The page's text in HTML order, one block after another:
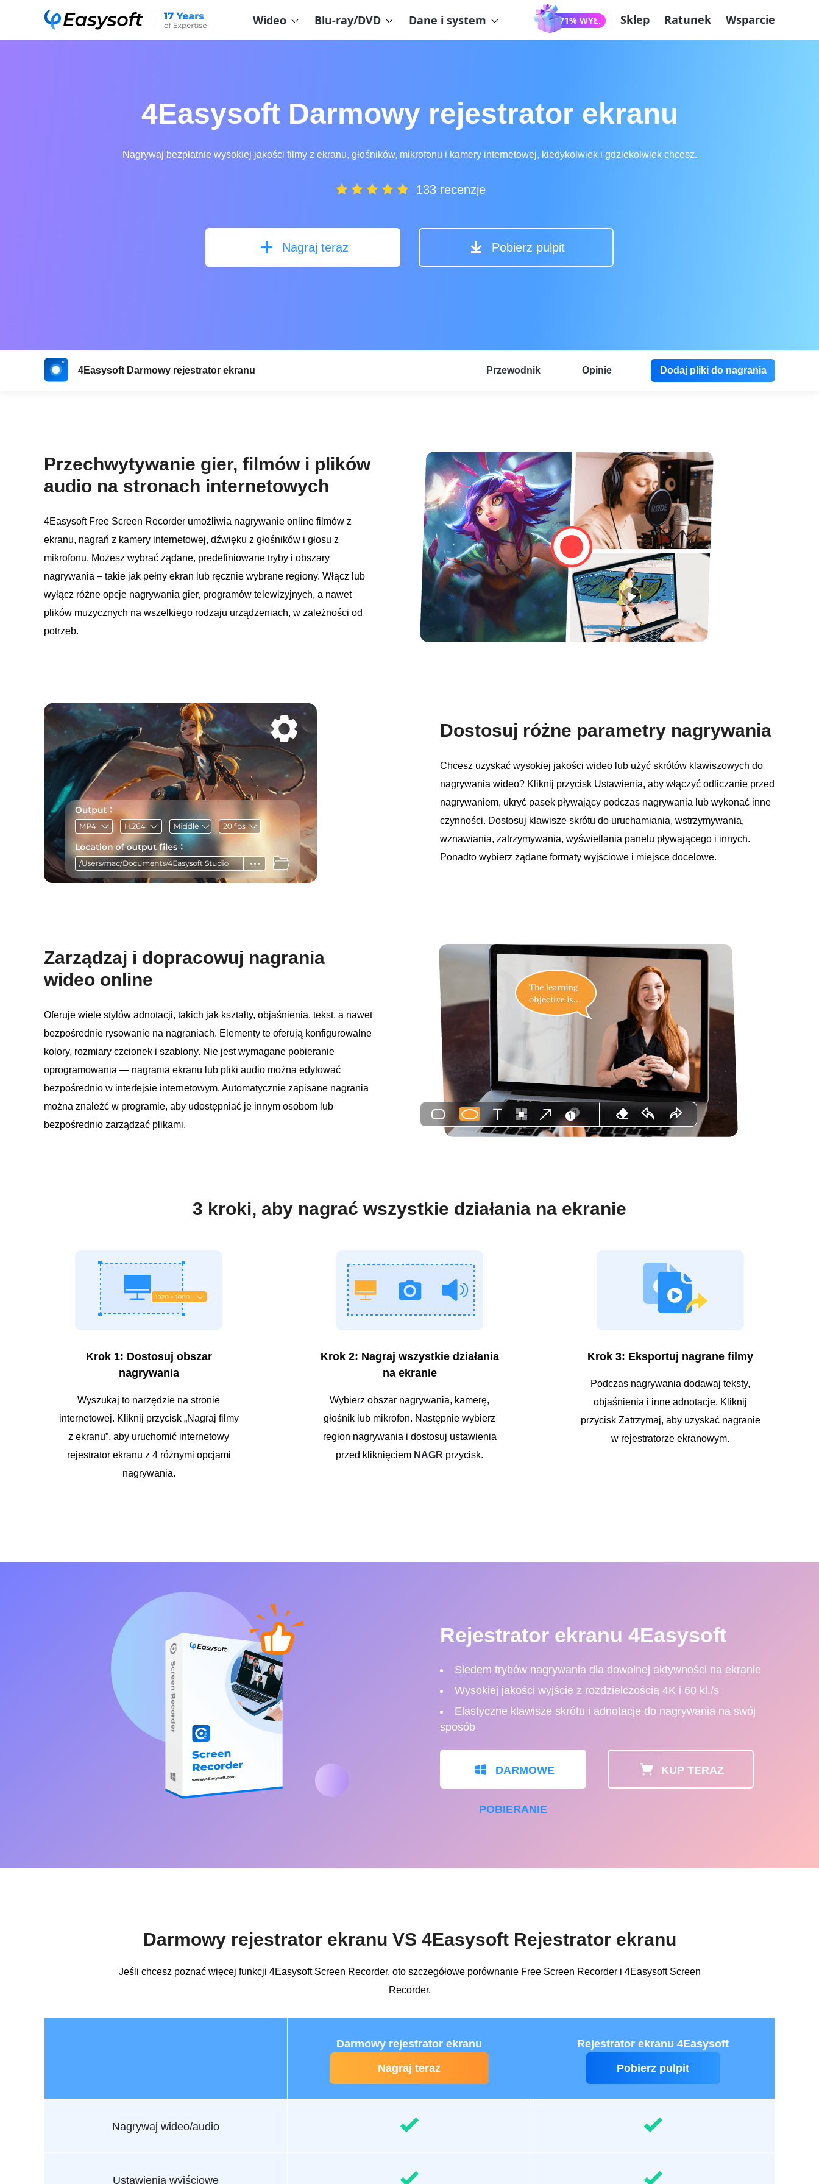
Wideo Blu-ray/DVD Dane i system 71% WYŁ. Sklep Ratunek Wsparcie
4Easysoft Darmowy rejestrator ekranu
Nagrywaj bezpłatnie wysokiej jakości filmy z ekranu, głośników, mikrofonu i kamery internetowej, kiedykolwiek i gdziekolwiek chcesz.
133 recenzje
Nagraj teraz Pobierz pulpit
4Easysoft Darmowy rejestrator ekranu Dodaj pliki do nagrania
Przewodnik Opinie
Przechwytywanie gier, filmów i plików
audio na stronach internetowych
4Easysoft Free Screen Recorder umożliwia nagrywanie online filmów z
ekranu, nagrań z kamery internetowej, dźwięku z głośników i głosu z
mikrofonu. Możesz wybrać żądane, predefiniowane tryby i obszary
nagrywania – takie jak pełny ekran lub ręcznie wybrane regiony. Włącz lub
wyłącz różne opcje nagrywania gier, programów telewizyjnych, a nawet
plików muzycznych na wszelkiego rodzaju urządzeniach, w zależności od
potrzeb.
Dostosuj różne parametry nagrywania
Chcesz uzyskać wysokiej jakości wideo lub użyć skrótów klawiszowych do
nagrywania wideo? Kliknij przycisk Ustawienia, aby włączyć odliczanie przed
nagrywaniem, ukryć pasek pływający podczas nagrywania lub wykonać inne
czynności. Dostosuj klawisze skrótu do uruchamiania, wstrzymywania,
wznawiania, zatrzymywania, wyświetlania panelu pływającego i innych.
Ponadto wybierz żądane formaty wyjściowe i miejsce docelowe.
Zarządzaj i dopracowuj nagrania
wideo online
Oferuje wiele stylów adnotacji, takich jak kształty, objaśnienia, tekst, a nawet
bezpośrednie rysowanie na nagraniach. Elementy te oferują konfigurowalne
kolory, rozmiary czcionek i szablony. Nie jest wymagane pobieranie
oprogramowania — nagrania ekranu lub pliki audio można edytować
bezpośrednio w interfejsie internetowym. Automatycznie zapisane nagrania
można znaleźć w programie, aby udostępniać je innym osobom lub
bezpośrednio zarządzać plikami.
3 kroki, aby nagrać wszystkie działania na ekranie
Krok 1: Dostosuj obszar
nagrywania
Wyszukaj to narzędzie na stronie
internetowej. Kliknij przycisk „Nagraj filmy
z ekranu”, aby uruchomić internetowy
rejestrator ekranu z 4 różnymi opcjami
nagrywania.
Krok 2: Nagraj wszystkie działania
na ekranie
Wybierz obszar nagrywania, kamerę,
głośnik lub mikrofon. Następnie wybierz
region nagrywania i dostosuj ustawienia
przed kliknięciem NAGR przycisk.
Krok 3: Eksportuj nagrane filmy
Podczas nagrywania dodawaj teksty,
objaśnienia i inne adnotacje. Kliknij
przycisk Zatrzymaj, aby uzyskać nagranie
w rejestratorze ekranowym.
Rejestrator ekranu 4Easysoft
Siedem trybów nagrywania dla dowolnej aktywności na ekranie
Wysokiej jakości wyjście z rozdzielczością 4K i 60 kl./s
Elastyczne klawisze skrótu i adnotacje do nagrywania na swój
sposób
DARMOWE
POBIERANIE
KUP TERAZ
Darmowy rejestrator ekranu VS 4Easysoft Rejestrator ekranu
Jeśli chcesz poznać więcej funkcji 4Easysoft Screen Recorder, oto szczegółowe porównanie Free Screen Recorder i 4Easysoft Screen
Recorder.
Darmowy rejestrator ekranu
Nagraj teraz
Rejestrator ekranu 4Easysoft
Pobierz pulpit
Nagrywaj wideo/audio
Ustawienia wyjściowe